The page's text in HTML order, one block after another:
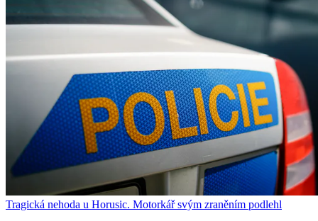
Tragická nehoda u Horusic. Motorkář svým zraněním podlehl